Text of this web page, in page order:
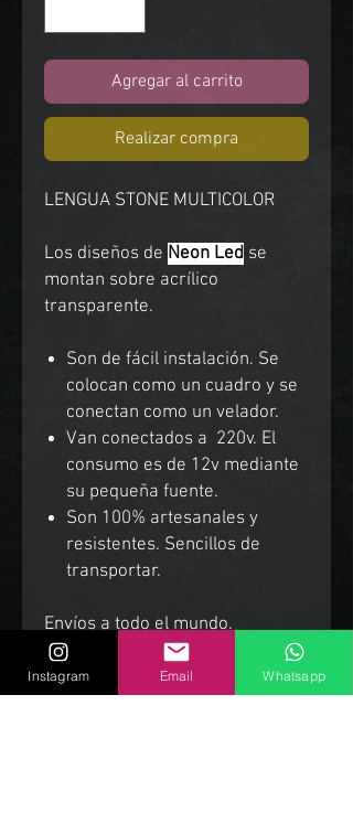
Agregar al carrito
Realizar compra
LENGUA STONE MULTICOLOR
Los diseños de Neon Led se
montan sobre acrílico
transparente.
Son de fácil instalación. Se
colocan como un cuadro y se
conectan como un velador.
Van conectados a 220v. El
consumo es de 12v mediante
su pequeña fuente.
Son 100% artesanales y
resistentes. Sencillos de
transportar.
Envíos a todo el mundo.
Instagram Email Whatsapp